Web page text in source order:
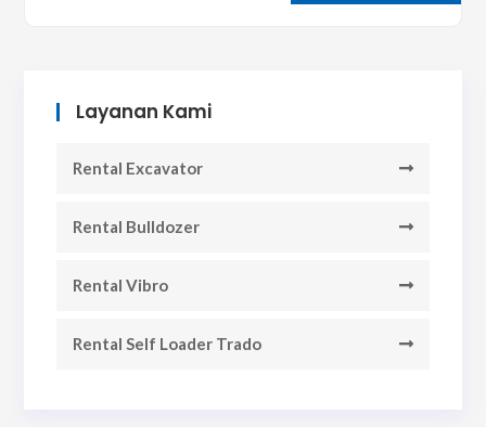
Layanan Kami
Rental Excavator
Rental Bulldozer
Rental Vibro
Rental Self Loader Trado